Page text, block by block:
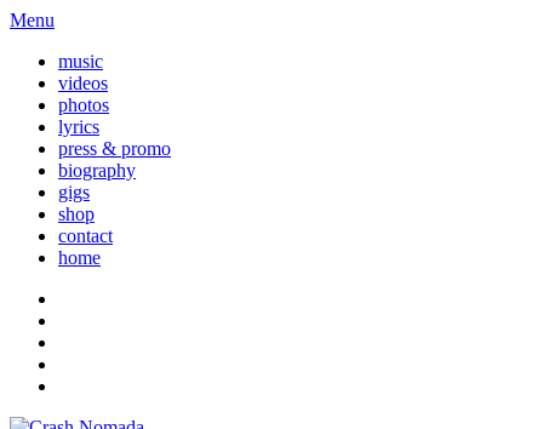
Menu
music
videos
photos
lyrics
press & promo
biography
gigs
shop
contact
home